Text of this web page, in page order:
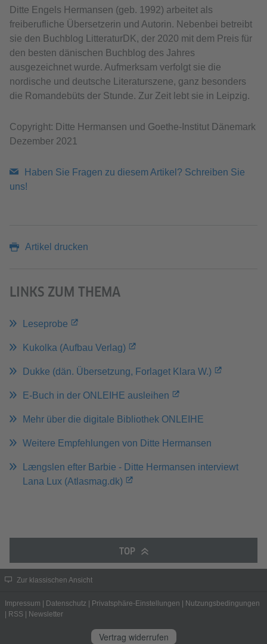
Ditte Engels Hermansen (geb. 1992) arbeitet als
freiberufliche Übersetzerin und Autorin. Nebenbei betreibt
sie den Buchblog LitteraturDK, der 2020 mit dem Preis für
den besten dänischen Buchblog des Jahres
ausgezeichnet wurde. Aufmerksam verfolgt sie die
nordische und deutsche Literaturszene, ganz besonders
die Romandebüts der Stunde. Zur Zeit lebt sie in Leipzig.
Copyright: Ditte Hermansen und Goethe-Institut Dänemark
Dezember 2021
Haben Sie Fragen zu diesem Artikel? Schreiben Sie
uns!
Artikel drucken
LINKS ZUM THEMA
Leseprobe
Kukolka (Aufbau Verlag)
Dukke (dän. Übersetzung, Forlaget Klara W.)
E-Buch in der ONLEIHE ausleihen
Mehr über die digitale Bibliothek ONLEIHE
Weitere Empfehlungen von Ditte Hermansen
Længslen efter Barbie - Ditte Hermansen interviewt
Lana Lux (Atlasmag.dk)
TOP
Zur klassischen Ansicht
Impressum Datenschutz Privatsphäre-Einstellungen
Nutzungsbedingungen
RSS Newsletter
Vertrag widerrufen